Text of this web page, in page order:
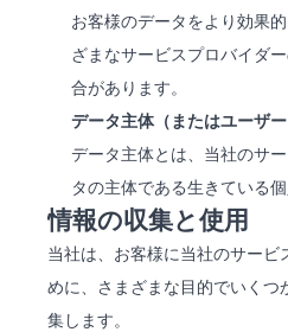
お客様のデータをより効果
ざまなサービスプロバイダ
合があります。
データ主体（またはユーザー
データ主体とは、当社のサ
タの主体である生きている個
情報の収集と使用
当社は、お客様に当社のサービ
めに、さまざまな目的でいくつ
集します。